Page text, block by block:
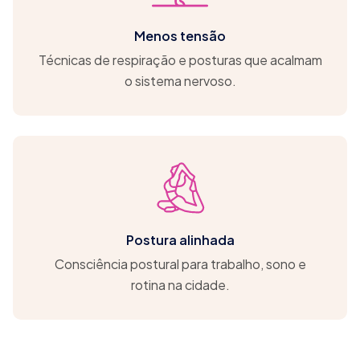
Menos tensão
Técnicas de respiração e posturas que acalmam
o sistema nervoso.
Postura alinhada
Consciência postural para trabalho, sono e
rotina na cidade.